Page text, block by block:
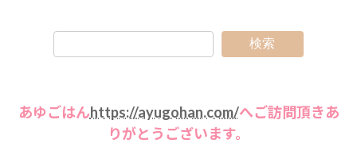
検索
あゆごはんhttps://ayugohan.com/へご訪問頂きあ
りがとうございます。